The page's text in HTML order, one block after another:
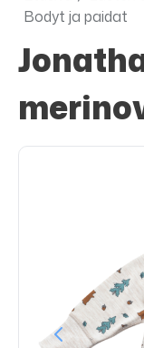
Bodyt ja paidat
Jonathan baby